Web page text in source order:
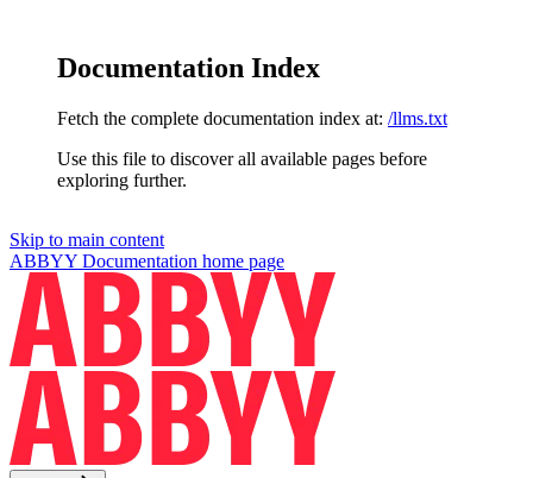
Documentation Index
Fetch the complete documentation index at: /llms.txt
Use this file to discover all available pages before
exploring further.
Skip to main content
ABBYY Documentation home page